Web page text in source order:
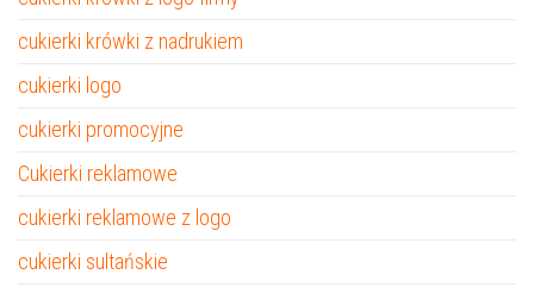
cukierki krówki z nadrukiem
cukierki logo
cukierki promocyjne
Cukierki reklamowe
cukierki reklamowe z logo
cukierki sultańskie